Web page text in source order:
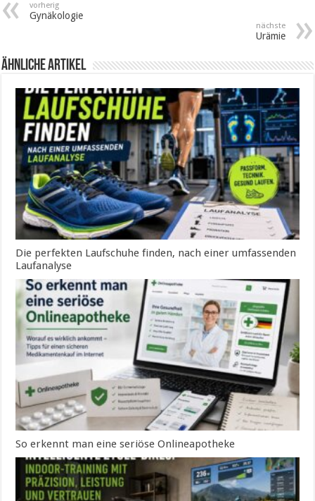
vorherig
Gynäkologie
nächste
Urämie
ähnliche Artikel
Die perfekten Laufschuhe finden, nach einer umfassenden
Laufanalyse
So erkennt man eine seriöse Onlineapotheke